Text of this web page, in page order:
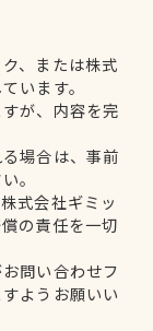
、または株式
います。
が、内容を完
場合は、事前
。
式会社ギミッ
の責任を一切
問い合わせフ
ようお願いい